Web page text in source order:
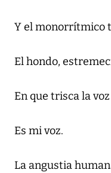
Y el monorrítmico
El hondo,
En que trisca la
Es mi voz.
La angustia